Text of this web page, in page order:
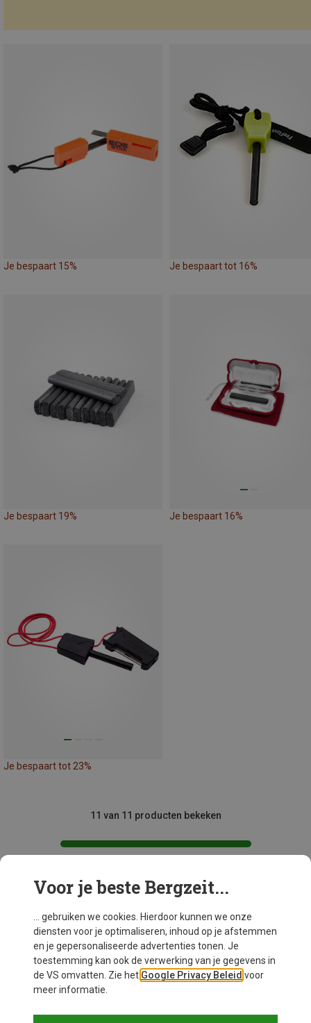
Je bespaart 15% Je bespaart tot 16%
Je bespaart 19% Je bespaart 16%
Je bespaart tot 23%
11 van 11 producten bekeken
Mogelijk interessant voor je
Voor je beste Bergzeit...
... gebruiken we cookies. Hierdoor kunnen we onze
diensten voor je optimaliseren, inhoud op je afstemmen
en je gepersonaliseerde advertenties tonen. Je
toestemming kan ook de verwerking van je gegevens in
de VS omvatten. Zie het Google Privacy Beleid voor
meer informatie.